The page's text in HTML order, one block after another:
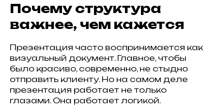
Почему структура
важнее, чем кажется
Презентация часто воспринимается как
визуальный документ. Главное, чтобы
было красиво, современно, не стыдно
отправить клиенту. Но на самом деле
презентация работает не только
глазами. Она работает логикой.